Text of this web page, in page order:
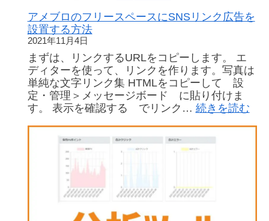
手
ト
モ
ー
ル
と
べ、
BASE
の
力
アメブロのフリースペースにSNSリンク広告を
設置する方法
2021年11月4日
まずは、リンクするURLをコピーします。 エ
ディターを使って、リンクを作ります。写真は
単純な文字リンク集 HTMLをコピーして 設
定・管理＞メッセージボード に貼り付けま
す。 表示を確認する でリンク… 続きを読む: